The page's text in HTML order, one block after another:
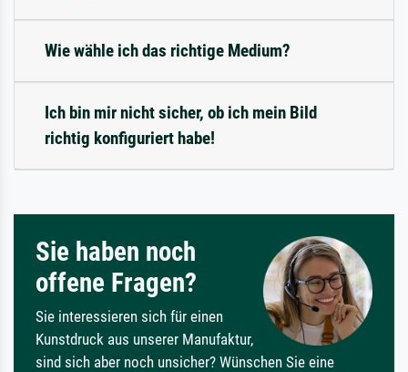
Wie wähle ich das richtige Medium?
Ich bin mir nicht sicher, ob ich mein Bild
richtig konfiguriert habe!
Sie haben noch
offene Fragen?
Sie interessieren sich für einen
Kunstdruck aus unserer Manufaktur,
sind sich aber noch unsicher? Wünschen Sie eine